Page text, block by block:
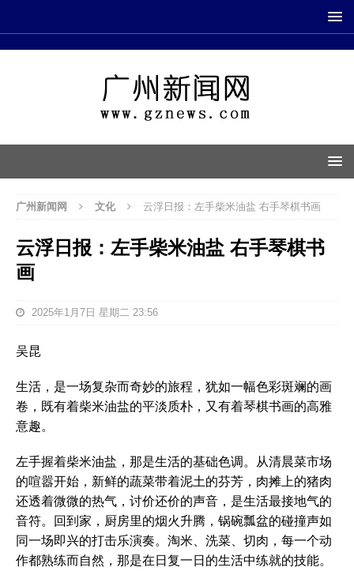
广州新闻网 文化 云浮日报：左手柴米油盐 右手琴棋书画
云浮日报：左手柴米油盐 右手琴棋书
画
2025年1月7日 星期二 23:56
吴昆
生活，是一场复杂而奇妙的旅程，犹如一幅色彩斑斓的画
卷，既有着柴米油盐的平淡质朴，又有着琴棋书画的高雅
意趣。
左手握着柴米油盐，那是生活的基础色调。从清晨菜市场
的喧嚣开始，新鲜的蔬菜带着泥土的芬芳，肉摊上的猪肉
还透着微微的热气，讨价还价的声音，是生活最接地气的
音符。回到家，厨房里的烟火升腾，锅碗瓢盆的碰撞声如
同一场即兴的打击乐演奏。淘米、洗菜、切肉，每一个动
作都熟练而自然，那是在日复一日的生活中练就的技能。